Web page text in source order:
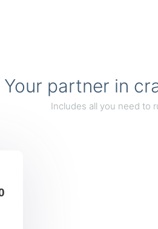
Your partner in
Includes all you need to